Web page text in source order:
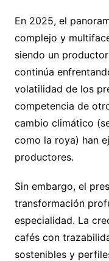
En 2025, el
complejo y
siendo un
continúa
volatilidad de los
competencia de
cambio climático
como la roya) han
productores.
Sin embargo, el
transformación
especialidad. La
cafés con
sostenibles y